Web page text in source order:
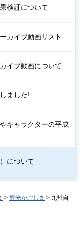
検証について
カイブ動画リスト
イブ動画について
ました!
キャラクターの平成
について
> 観光かごしま > 九州自